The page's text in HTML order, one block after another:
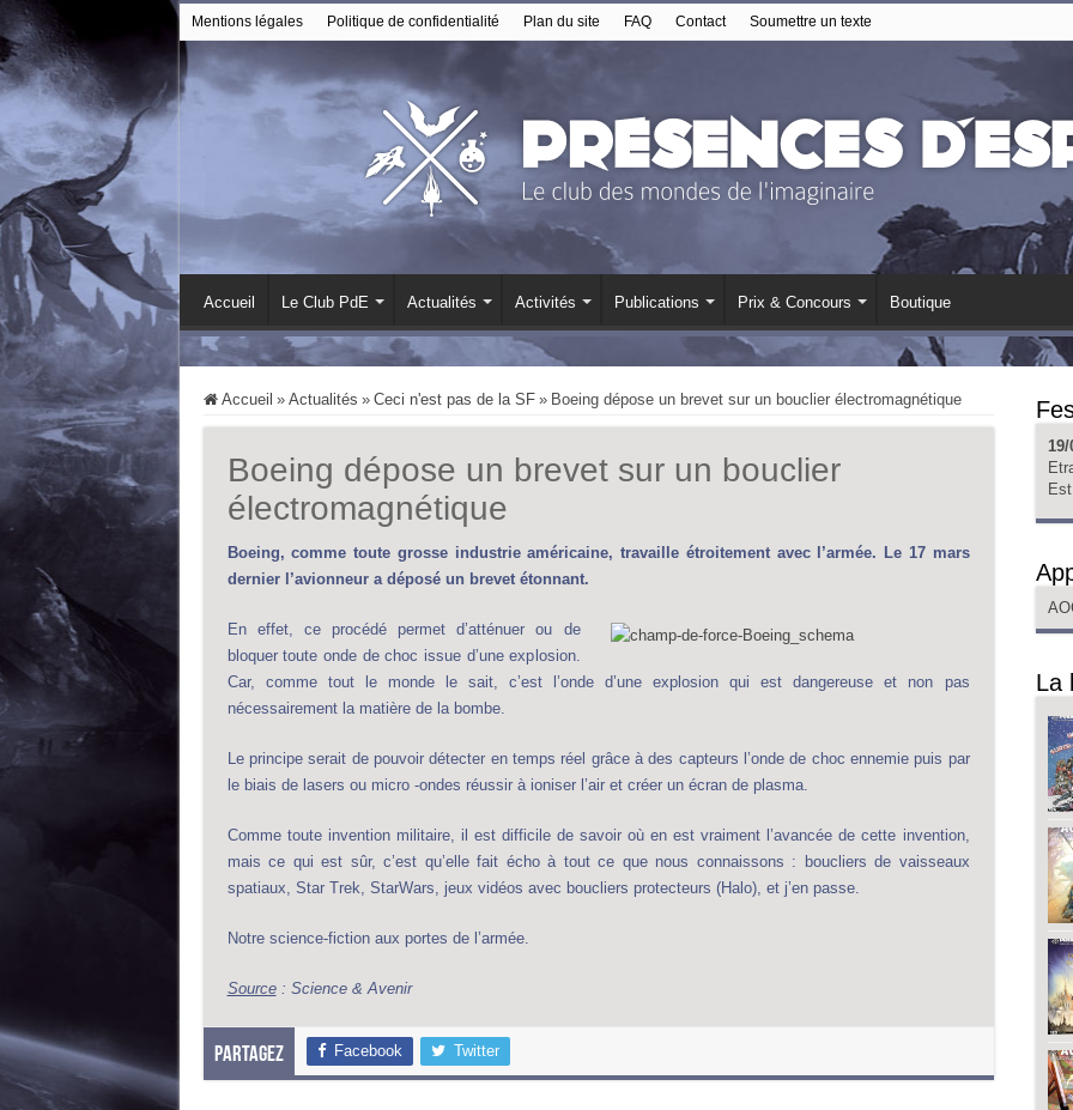
Mentions légales Politique de confidentialité Plan du site FAQ Contact Soumettre un texte
Accueil Le Club PdE Actualités Activités Publications Prix & Concours Boutique
Accueil » Actualités » Ceci n'est pas de la SF » Boeing dépose un brevet sur un bouclier électromagnétique
Boeing dépose un brevet sur un bouclier
électromagnétique
Boeing, comme toute grosse industrie américaine, travaille étroitement avec l’armée. Le 17 mars
dernier l’avionneur a déposé un brevet étonnant.
En effet, ce procédé permet d’atténuer ou de
bloquer toute onde de choc issue d’une explosion.
Car, comme tout le monde le sait, c’est l’onde d’une explosion qui est dangereuse et non pas
nécessairement la matière de la bombe.
Le principe serait de pouvoir détecter en temps réel grâce à des capteurs l’onde de choc ennemie puis par
le biais de lasers ou micro -ondes réussir à ioniser l’air et créer un écran de plasma.
Comme toute invention militaire, il est difficile de savoir où en est vraiment l’avancée de cette invention,
mais ce qui est sûr, c’est qu’elle fait écho à tout ce que nous connaissons : boucliers de vaisseaux
spatiaux, Star Trek, StarWars, jeux vidéos avec boucliers protecteurs (Halo), et j’en passe.
Notre science-fiction aux portes de l’armée.
Source: Science & Avenir
Partagez Facebook Twitter
19/
Est
La